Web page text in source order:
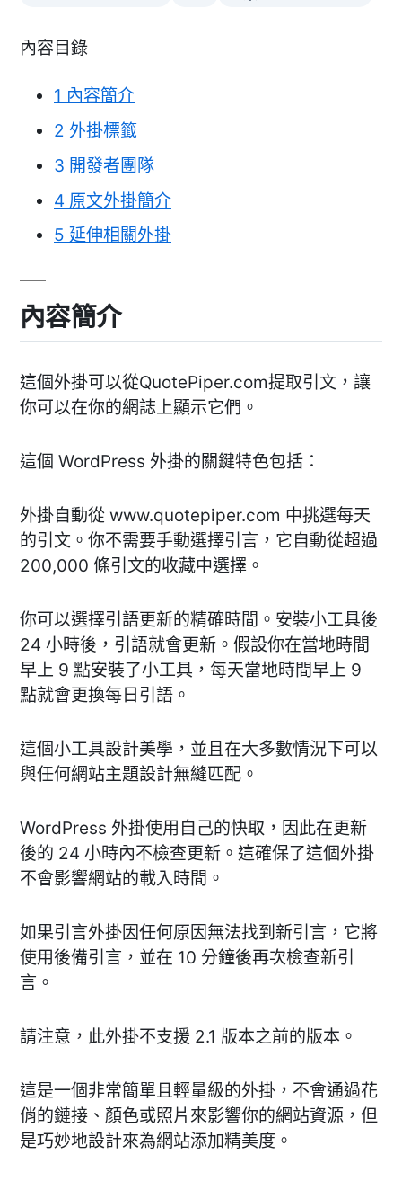
內容目錄
1 內容簡介
2 外掛標籤
3 開發者團隊
4 原文外掛簡介
5 延伸相關外掛
內容簡介
這個外掛可以從QuotePiper.com提取引文，讓
你可以在你的網誌上顯示它們。
這個 WordPress 外掛的關鍵特色包括：
外掛自動從 www.quotepiper.com 中挑選每天
的引文。你不需要手動選擇引言，它自動從超過
200,000 條引文的收藏中選擇。
你可以選擇引語更新的精確時間。安裝小工具後
24 小時後，引語就會更新。假設你在當地時間
早上 9 點安裝了小工具，每天當地時間早上 9
點就會更換每日引語。
這個小工具設計美學，並且在大多數情況下可以
與任何網站主題設計無縫匹配。
WordPress 外掛使用自己的快取，因此在更新
後的 24 小時內不檢查更新。這確保了這個外掛
不會影響網站的載入時間。
如果引言外掛因任何原因無法找到新引言，它將
使用後備引言，並在 10 分鐘後再次檢查新引
言。
請注意，此外掛不支援 2.1 版本之前的版本。
這是一個非常簡單且輕量級的外掛，不會通過花
俏的鏈接、顏色或照片來影響你的網站資源，但
是巧妙地設計來為網站添加精美度。